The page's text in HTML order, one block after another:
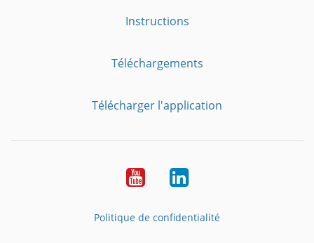
Instructions
Téléchargements
Télécharger l'application
YouTubeLinkedIn
Politique de confidentialité